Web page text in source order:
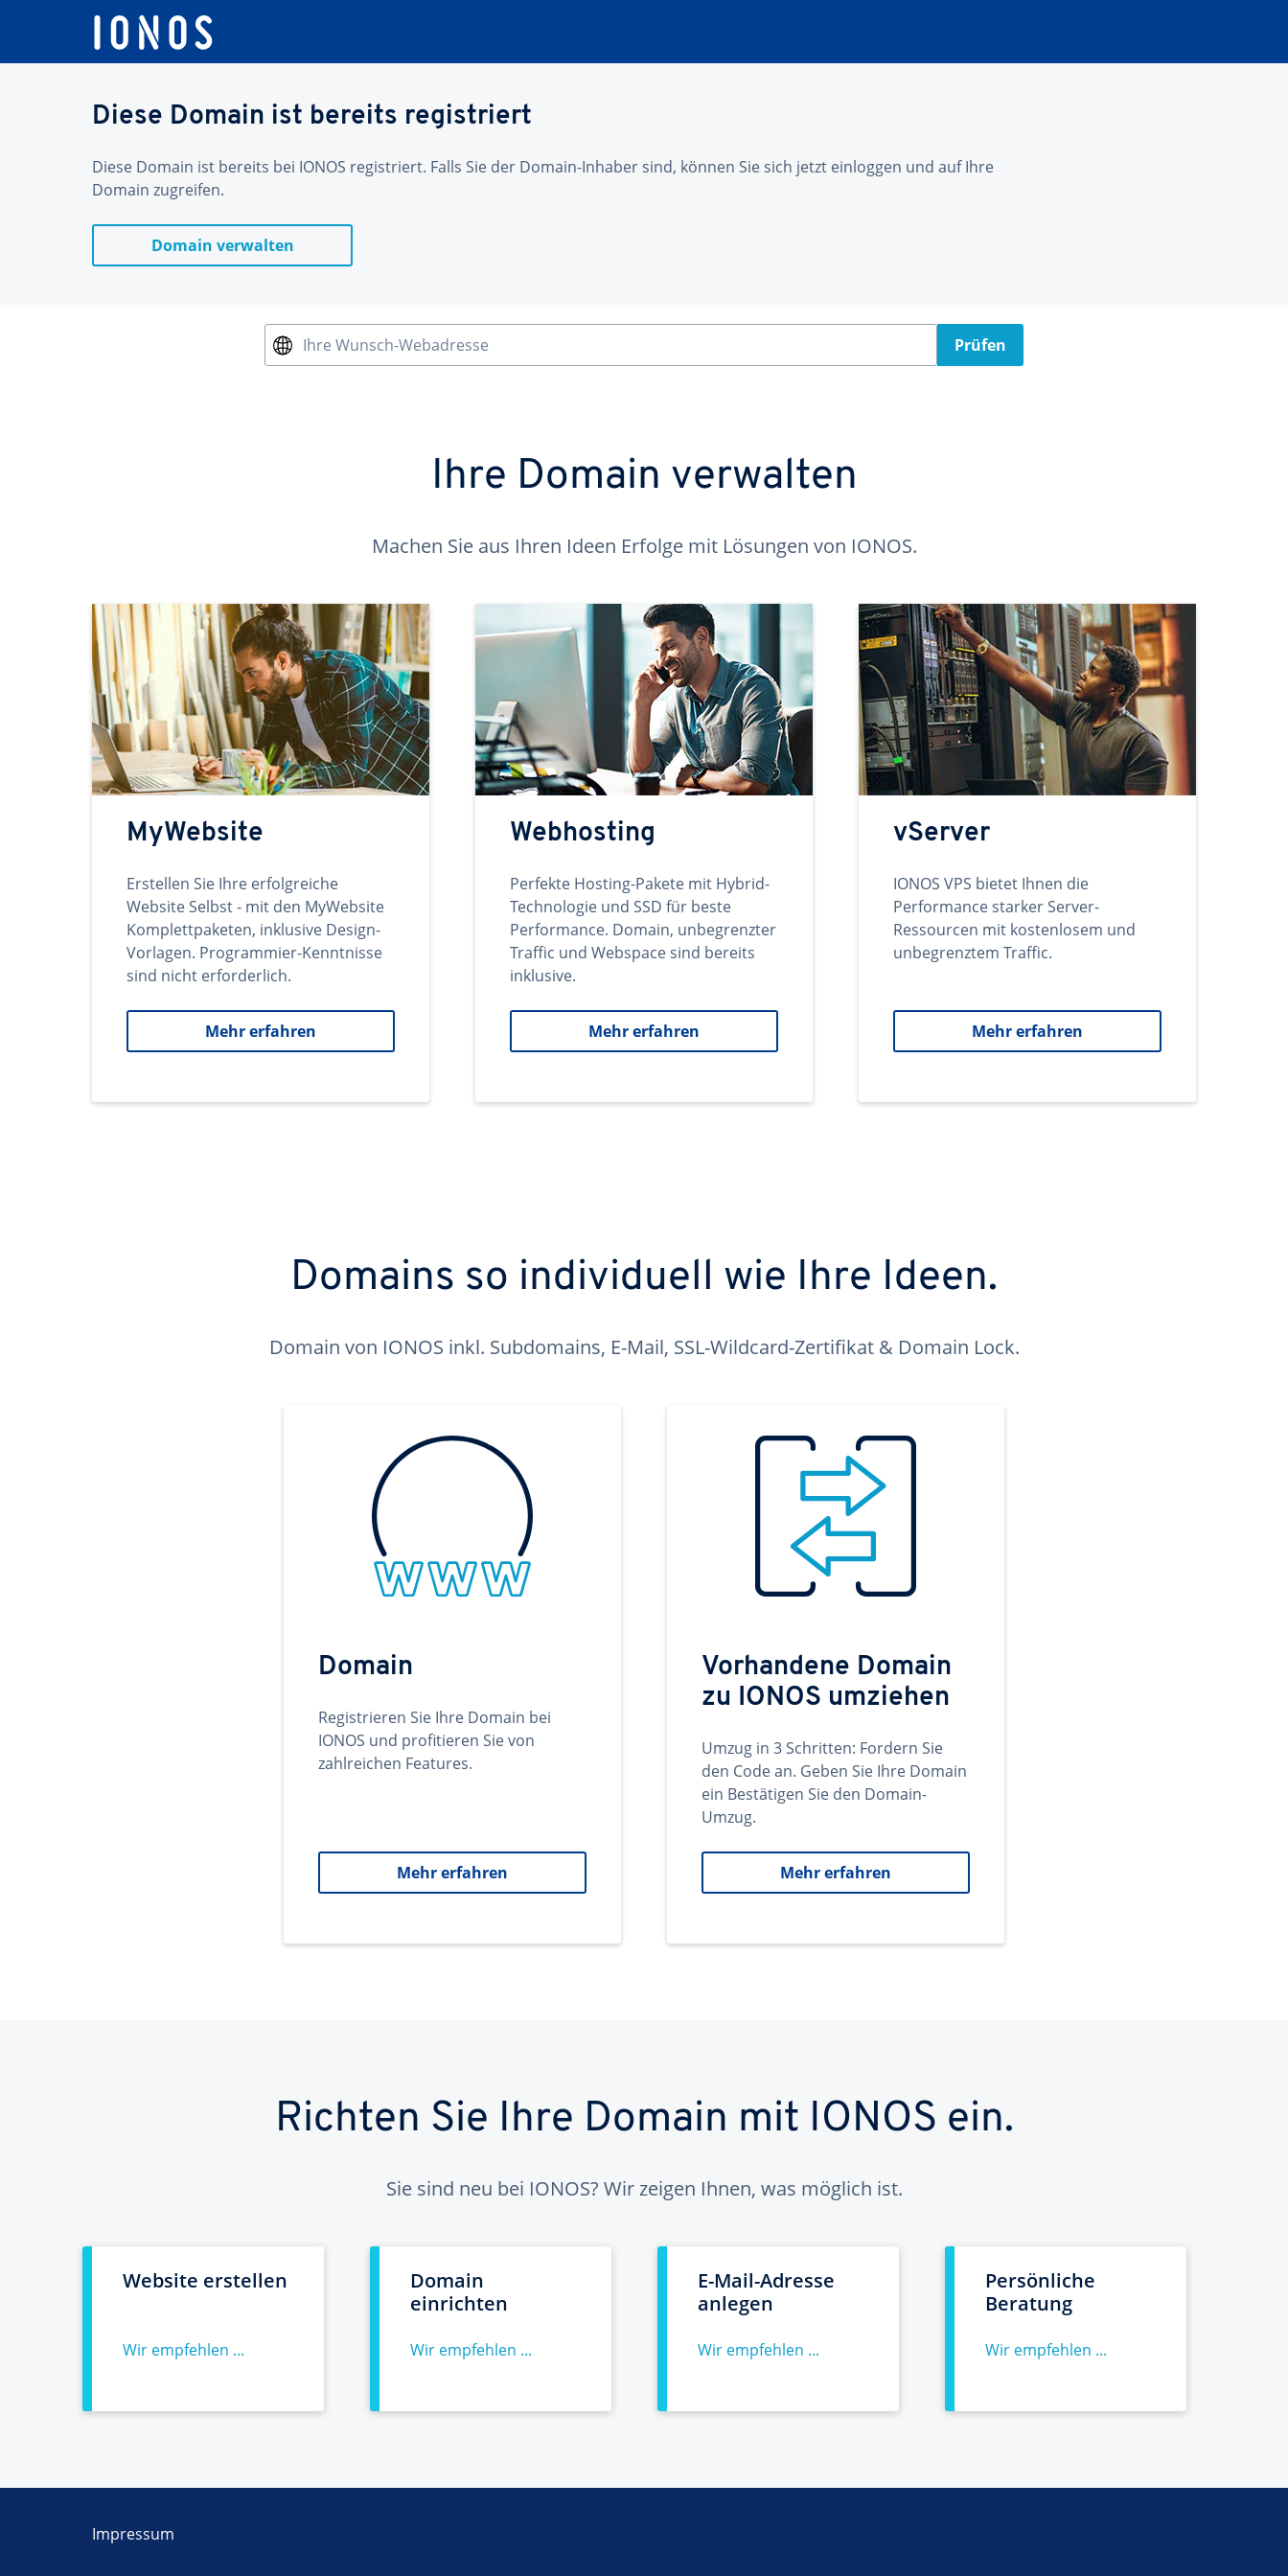
Diese Domain ist bereits registriert
Diese Domain ist bereits bei IONOS registriert. Falls Sie der Domain-Inhaber sind, können Sie sich jetzt einloggen und auf Ihre
Domain zugreifen.
Domain verwalten
Ihre Wunsch-Webadresse Prüfen
Ihre Domain verwalten
Machen Sie aus Ihren Ideen Erfolge mit Lösungen von IONOS.
MyWebsite
Erstellen Sie Ihre erfolgreiche
Website Selbst - mit den MyWebsite
Komplettpaketen, inklusive Design-
Vorlagen. Programmier-Kenntnisse
sind nicht erforderlich.
Mehr erfahren
Webhosting
Perfekte Hosting-Pakete mit Hybrid-
Technologie und SSD für beste
Performance. Domain, unbegrenzter
Traffic und Webspace sind bereits
inklusive.
Mehr erfahren
vServer
IONOS VPS bietet Ihnen die
Performance starker Server-
Ressourcen mit kostenlosem und
unbegrenztem Traffic.
Mehr erfahren
Domains so individuell wie Ihre Ideen.
Domain von IONOS inkl. Subdomains, E-Mail, SSL-Wildcard-Zertifikat & Domain Lock.
Domain
Registrieren Sie Ihre Domain bei
IONOS und profitieren Sie von
zahlreichen Features.
Mehr erfahren
Vorhandene Domain
zu IONOS umziehen
Umzug in 3 Schritten: Fordern Sie
den Code an. Geben Sie Ihre Domain
ein Bestätigen Sie den Domain-
Umzug.
Mehr erfahren
Richten Sie Ihre Domain mit IONOS ein.
Sie sind neu bei IONOS? Wir zeigen Ihnen, was möglich ist.
Website erstellen
Wir empfehlen ...
Domain
einrichten
Wir empfehlen ...
E-Mail-Adresse
anlegen
Wir empfehlen ...
Persönliche
Beratung
Wir empfehlen ...
Impressum